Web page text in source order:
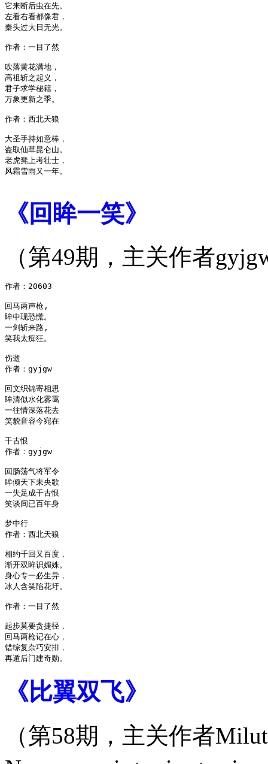
它来断后虫在先。
左看右看都像君，
秦头过大日无光。
作者：一目了然
吹落黄花满地，
高祖斩之起义，
君子求学秘籍，
万象更新之季。
作者：西北天狼
大圣手持如意棒，
盗取仙草昆仑山。
老虎凳上考壮士，
风霜雪雨又一年。
《回眸一笑》
（第49期，主关作者
作者：20603
回马两声枪,
眸中现恐慌。
一剑斩来路,
笑我太痴狂。
伤逝
作者：gyjgw
回文织锦寄相思
眸清似水化雾霭
一往情深落花去
笑貌音容今宛在
千古恨
作者：gyjgw
回肠荡气将军令
眸倾天下未央歌
一失足成千古恨
笑谈间已百年身
梦中行
作者：西北天狼
相约千回又百度，
渐开双眸识媚姝。
身心专一必生异，
冰人含笑陷花圩。
作者：一目了然
起步莫要贪捷径，
回马两枪记在心，
错综复杂巧安排，
《比翼双飞》
（第58期，主关作者